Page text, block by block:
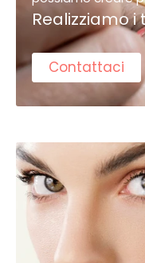
Realizziamo
Contattaci